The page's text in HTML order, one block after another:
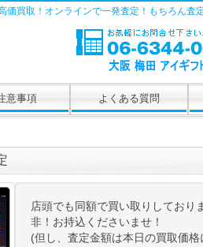
買取！オンラインで一発査定！もちろん査
意事項 よくある質問
店頭でも同額で買い取りしており
非！お持込くださいませ！
(但し、査定金額は本日の買取価格